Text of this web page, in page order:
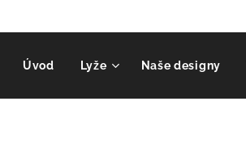
Úvod Lyže Naše designy